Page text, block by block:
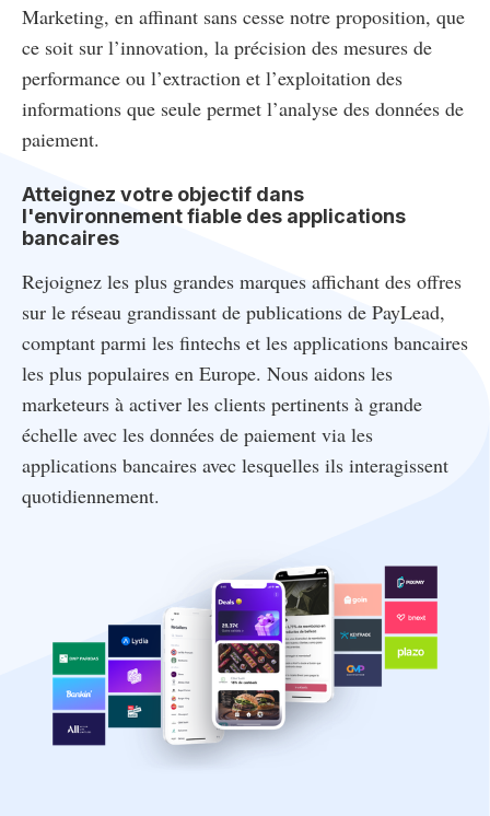
Marketing, en affinant sans cesse notre proposition, que
ce soit sur l’innovation, la précision des mesures de
performance ou l’extraction et l’exploitation des
informations que seule permet l’analyse des données de
paiement.
Atteignez votre objectif dans
l'environnement fiable des applications
bancaires
Rejoignez les plus grandes marques affichant des offres
sur le réseau grandissant de publications de PayLead,
comptant parmi les fintechs et les applications bancaires
les plus populaires en Europe. Nous aidons les
marketeurs à activer les clients pertinents à grande
échelle avec les données de paiement via les
applications bancaires avec lesquelles ils interagissent
quotidiennement.